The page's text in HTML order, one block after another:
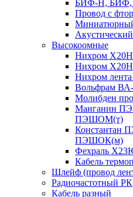
БИФ-Н,
Провод с
Высокоомные
Нихром
Нихром
Нихром
Вольфрам
Молибден
Манганин
ПЭШОМ(т)
ПЭШОК(м)
Фехраль
Кабель
Шлейф (провод
Радиочастотный РК
Кабель разный